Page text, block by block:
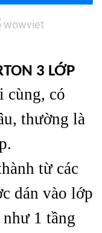
wowviet
3 LỚP
cùng, có
thường là
từ các
dán vào lớp
1 tầng